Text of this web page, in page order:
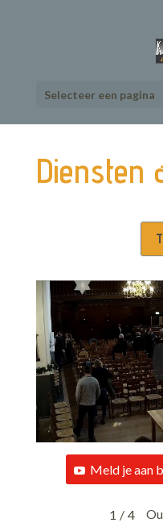
Selecteer een pagina
Diensten
Meld je aan
1 / 4